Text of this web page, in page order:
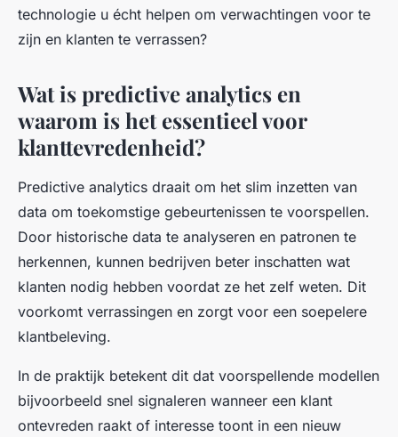
technologie u écht helpen om verwachtingen voor te
zijn en klanten te verrassen?
Wat is predictive analytics en
waarom is het essentieel voor
klanttevredenheid?
Predictive analytics draait om het slim inzetten van
data om toekomstige gebeurtenissen te voorspellen.
Door historische data te analyseren en patronen te
herkennen, kunnen bedrijven beter inschatten wat
klanten nodig hebben voordat ze het zelf weten. Dit
voorkomt verrassingen en zorgt voor een soepelere
klantbeleving.
In de praktijk betekent dit dat voorspellende modellen
bijvoorbeeld snel signaleren wanneer een klant
ontevreden raakt of interesse toont in een nieuw